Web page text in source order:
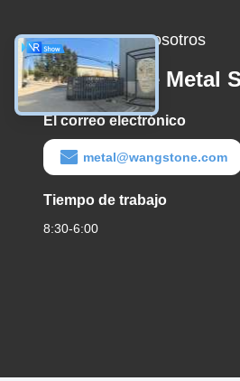
Contacta con nosotros
Wangstone Metal
El correo electrónico
metal@wangstone.com
Tiempo de trabajo
8:30-6:00